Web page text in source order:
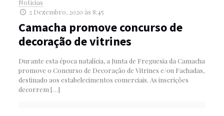
Notícias
2 Dezembro, 2020 às 8:45
Camacha promove concurso de
decoração de vitrines
Durante esta época natalícia, a Junta de Freguesia da Camacha
promove o Concurso de Decoração de Vitrines e/ou Fachadas,
destinado aos estabelecimentos comerciais. As inscrições
decorrem […]